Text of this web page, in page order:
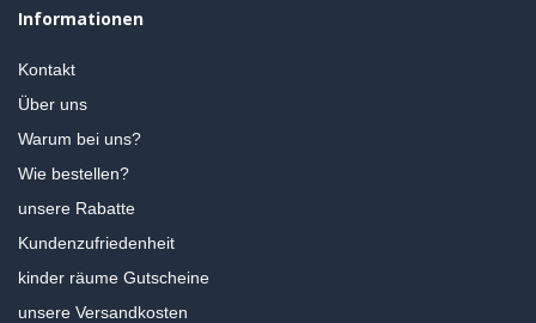
Informationen
Kontakt
Über uns
Warum bei uns?
Wie bestellen?
unsere Rabatte
Kundenzufriedenheit
kinder räume Gutscheine
unsere Versandkosten